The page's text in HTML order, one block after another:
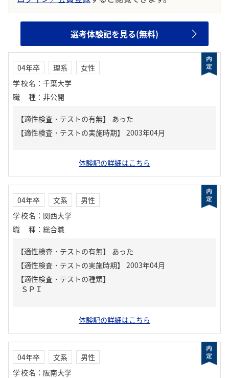
選考体験記を見る(無料)
04年卒 理系
女性
学校名 ： 千葉大学
職種 ： 非公開
【適性検査・テストの有無】 あった
体験記の詳細はこちら
04年卒 文系
男性
学校名 ： 関西大学
職種 ： 総合職
【適性検査・テストの有無】 あった
【適性検査・テストの種類】
ＳＰＩ
体験記の詳細はこちら
04年卒 文系
男性
学校名 ： 阪南大学